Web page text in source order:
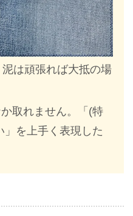
は頑張れば大抵の場
取れません。「(特
」を上手く表現した